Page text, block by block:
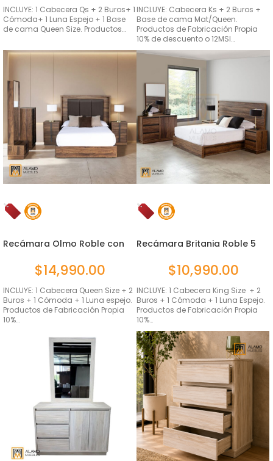
INCLUYE: 1 Cabecera Qs + 2 Buros+ 1
Cómoda+ 1 Luna Espejo + 1 Base
de cama Queen Size. Productos…
INCLUYE: Cabecera Ks + 2 Buros +
Base de cama Mat/Queen.
Productos de Fabricación Propia
10% de descuento o 12MSI…
Recámara Olmo Roble con
$14,990.00
INCLUYE: 1 Cabecera Queen Size + 2
Buros + 1 Cómoda + 1 Luna espejo.
Productos de Fabricación Propia
10%…
Recámara Britania Roble 5
$10,990.00
INCLUYE: 1 Cabecera King Size + 2
Buros + 1 Cómoda + 1 Luna Espejo.
Productos de Fabricación Propia
10%…